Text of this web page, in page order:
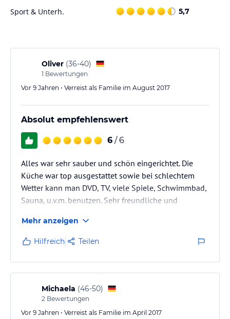
Sport & Unterh. 5,7
Oliver (36-40)
1 Bewertungen
Vor 9 Jahren • Verreist als Familie im August 2017
Absolut empfehlenswert
6 / 6
Alles war sehr sauber und schön eingerichtet. Die
Küche war top ausgestattet sowie bei schlechtem
Wetter kann man DVD, TV, viele Spiele, Schwimmbad,
Sauna, u.v.m. benutzen. Sehr freundliche und
Mehr anzeigen
Hilfreich Teilen
Michaela (46-50)
2 Bewertungen
Vor 9 Jahren • Verreist als Familie im April 2017